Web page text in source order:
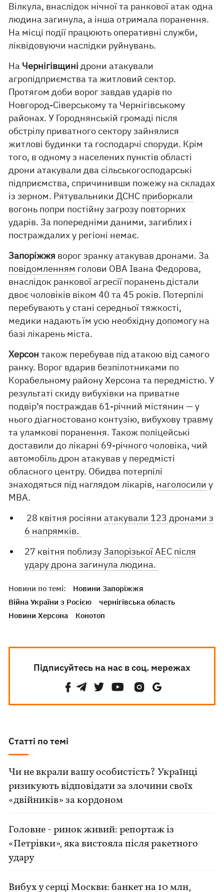
Вілкула, внаслідок нічної та ранкової атак одна
людина загинула, а інша отримала поранення.
На місці події працюють оперативні служби,
ліквідовуючи наслідки руйнувань.
На Чернігівщині дрони атакували
агропідприємства та житловий сектор.
Протягом доби ворог завдав ударів по
Новгород-Сіверському та Чернігівському
районах. У Городнянській громаді після
обстрілу приватного сектору зайнялися
житлові будинки та господарчі споруди. Крім
того, в одному з населених пунктів області
дрони атакували два сільськогосподарські
підприємства, спричинивши пожежу на складах
із зерном. Рятувальники ДСНС приборкали
вогонь попри постійну загрозу повторних
ударів. За попередніми даними, загиблих і
постраждалих у регіоні немає.
Запоріжжя ворог зранку атакував дронами. За
повідомленням голови ОВА Івана Федорова,
внаслідок ранкової агресії поранень дістали
двоє чоловіків віком 40 та 45 років. Потерпілі
перебувають у стані середньої тяжкості,
медики надають їм усю необхідну допомогу на
базі лікарень міста.
Херсон також перебував під атакою від самого
ранку. Ворог вдарив безпілотниками по
Корабельному району Херсона та передмістю. У
результаті скиду вибухівки на приватне
подвір’я постраждав 61-річний містянин — у
нього діагностовано контузію, вибухову травму
та уламкові поранення. Також поліцейські
доставили до лікарні 69-річного чоловіка, чий
автомобіль дрон атакував у передмісті
обласного центру. Обидва потерпілі
знаходяться під наглядом лікарів, наголосили у
МВА.
28 квітня росіяниатакували 123 дронами з
6 напрямків.
27 квітня поблизу Запорізької АЕС після
удару дрона загинула людина.
Новини по темі:
Новини Запоріжжя
Війна України з Росією
чернігівська область
Новини Херсона
Конотоп
Підписуйтесь на нас в соц. мережах
Статті по темі
Чи не вкрали вашу особистість? Українці
ризикують відповідати за злочини своїх
«двійників» за кордоном
Головне - ринок живий: репортаж із
«Петрівки», яка вистояла після ракетного
удару
Вибух у серці Москви: банкет на 10 млн,